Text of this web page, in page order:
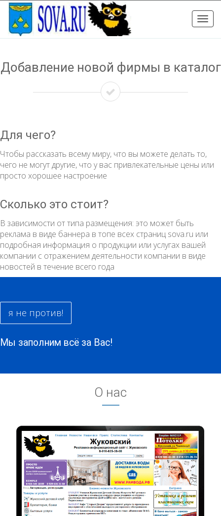
Toggle
Добавление новой фирмы в каталог
Для чего?
Чтобы рассказать всему миру, что вы можете делать то,
чего не могут другие, что у вас привлекательные цены или
просто хорошее настроение
Сколько это стоит?
В зависимости от типа размещения: это может быть
реклама в виде баннера в топе всех страниц sova.ru или
подробная информация о продукции или услугах вашей
компании с отражением деятельности компании в виде
новостей в течение всего года
я не против!
Мы заполним всё за Вас!
О нас